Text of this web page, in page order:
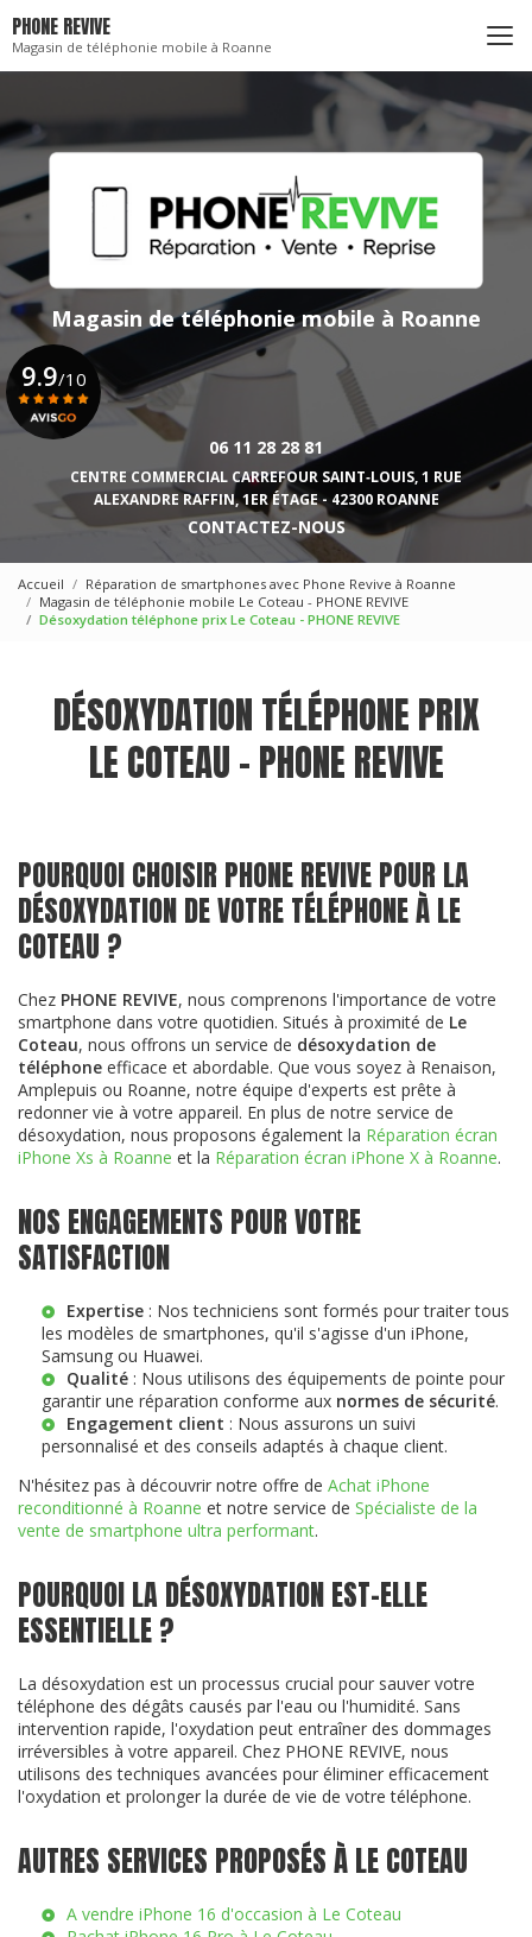
au
contenu
principal
PHONE REVIVE
Magasin de téléphonie mobile à Roanne
Magasin de téléphonie mobile à Roanne
06 11 28 28 81
CENTRE COMMERCIAL CARREFOUR SAINT‑LOUIS, 1 RUE
ALEXANDRE RAFFIN, 1ER ÉTAGE - 42300 ROANNE
CONTACTEZ-NOUS
9.9/10
Accueil
Réparation de smartphones avec Phone Revive à Roanne
Magasin de téléphonie mobile Le Coteau - PHONE REVIVE
Désoxydation téléphone prix Le Coteau - PHONE REVIVE
DÉSOXYDATION TÉLÉPHONE PRIX
LE COTEAU - PHONE REVIVE
POURQUOI CHOISIR PHONE REVIVE POUR LA
DÉSOXYDATION DE VOTRE TÉLÉPHONE À LE
COTEAU ?
Chez PHONE REVIVE, nous comprenons l'importance de votre
smartphone dans votre quotidien. Situés à proximité de Le
Coteau, nous offrons un service de désoxydation de
téléphone efficace et abordable. Que vous soyez à Renaison,
Amplepuis ou Roanne, notre équipe d'experts est prête à
redonner vie à votre appareil. En plus de notre service de
désoxydation, nous proposons également la Réparation écran
iPhone Xs à Roanne et la Réparation écran iPhone X à Roanne.
NOS ENGAGEMENTS POUR VOTRE
SATISFACTION
Expertise : Nos techniciens sont formés pour traiter tous
les modèles de smartphones, qu'il s'agisse d'un iPhone,
Samsung ou Huawei.
Qualité : Nous utilisons des équipements de pointe pour
garantir une réparation conforme aux normes de sécurité.
Engagement client : Nous assurons un suivi
personnalisé et des conseils adaptés à chaque client.
N'hésitez pas à découvrir notre offre de Achat iPhone
reconditionné à Roanne et notre service de Spécialiste de la
vente de smartphone ultra performant.
POURQUOI LA DÉSOXYDATION EST-ELLE
ESSENTIELLE ?
La désoxydation est un processus crucial pour sauver votre
téléphone des dégâts causés par l'eau ou l'humidité. Sans
intervention rapide, l'oxydation peut entraîner des dommages
irréversibles à votre appareil. Chez PHONE REVIVE, nous
utilisons des techniques avancées pour éliminer efficacement
l'oxydation et prolonger la durée de vie de votre téléphone.
AUTRES SERVICES PROPOSÉS À LE COTEAU
A vendre iPhone 16 d'occasion à Le Coteau